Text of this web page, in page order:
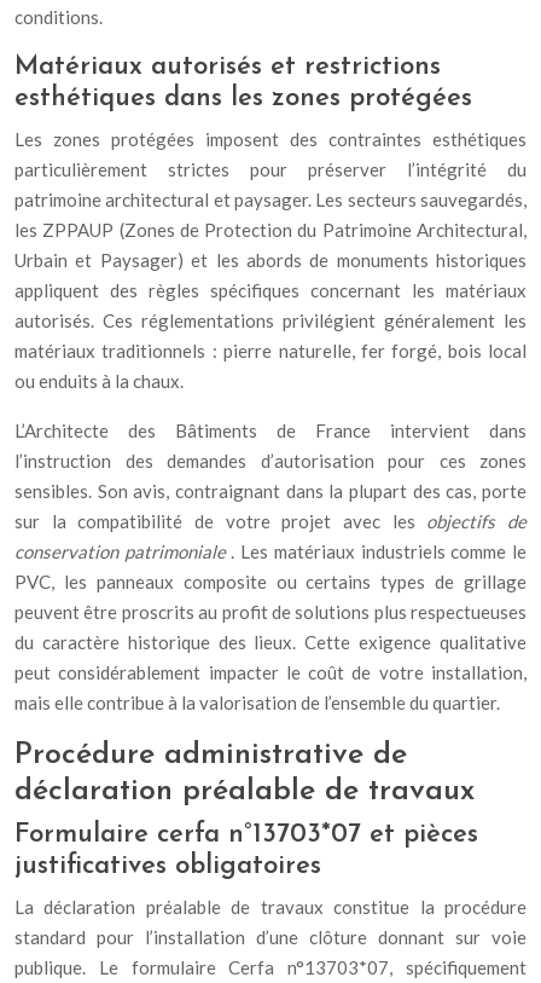
conditions.
Matériaux autorisés et restrictions
esthétiques dans les zones protégées
Les zones protégées imposent des contraintes esthétiques
particulièrement strictes pour préserver l’intégrité du
patrimoine architectural et paysager. Les secteurs sauvegardés,
les ZPPAUP (Zones de Protection du Patrimoine Architectural,
Urbain et Paysager) et les abords de monuments historiques
appliquent des règles spécifiques concernant les matériaux
autorisés. Ces réglementations privilégient généralement les
matériaux traditionnels : pierre naturelle, fer forgé, bois local
ou enduits à la chaux.
L’Architecte des Bâtiments de France intervient dans
l’instruction des demandes d’autorisation pour ces zones
sensibles. Son avis, contraignant dans la plupart des cas, porte
sur la compatibilité de votre projet avec les objectifs de
conservation patrimoniale. Les matériaux industriels comme le
PVC, les panneaux composite ou certains types de grillage
peuvent être proscrits au profit de solutions plus respectueuses
du caractère historique des lieux. Cette exigence qualitative
peut considérablement impacter le coût de votre installation,
mais elle contribue à la valorisation de l’ensemble du quartier.
Procédure administrative de
déclaration préalable de travaux
Formulaire cerfa n°13703*07 et pièces
justificatives obligatoires
La déclaration préalable de travaux constitue la procédure
standard pour l’installation d’une clôture donnant sur voie
publique. Le formulaire Cerfa n°13703*07, spécifiquement